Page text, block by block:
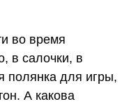
во время
в салочки, в
полянка для игры,
А какова